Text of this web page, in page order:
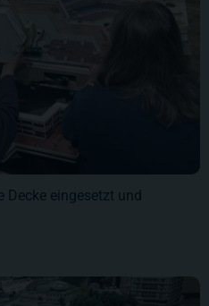
eingesetzt und